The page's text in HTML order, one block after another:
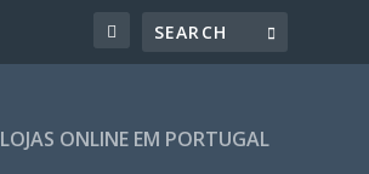
LOJAS ONLINE EM PORTUGAL